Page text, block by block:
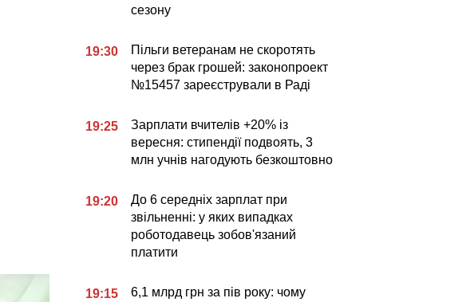
сезону
19:30
Пільги ветеранам не скоротять
через брак грошей: законопроект
№15457 зареєстрували в Раді
19:25
Зарплати вчителів +20% із
вересня: стипендії подвоять, 3
млн учнів нагодують безкоштовно
19:20
До 6 середніх зарплат при
звільненні: у яких випадках
роботодавець зобов'язаний
платити
19:15
6,1 млрд грн за пів року: чому